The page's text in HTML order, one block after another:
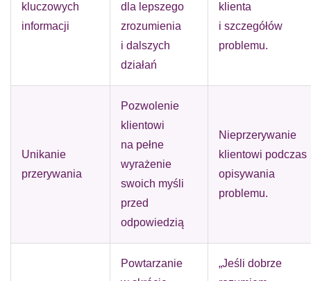
kluczowych
informacji
dla lepszego
zrozumienia
i dalszych
działań
klienta
i szczegółów
problemu.
Unikanie
przerywania
Pozwolenie
klientowi
na pełne
wyrażenie
swoich myśli
przed
odpowiedzią
Nieprzerywanie
klientowi podczas
opisywania
problemu.
Powtarzanie
„Jeśli dobrze